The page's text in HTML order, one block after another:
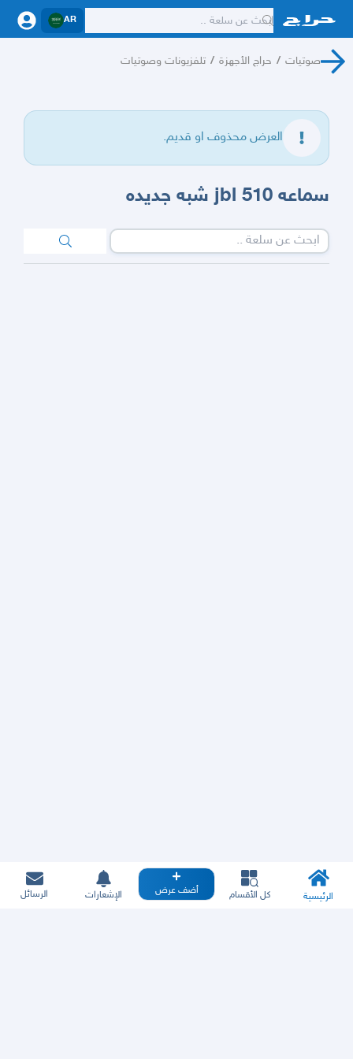
AR
صوتيات / حراج الأجهزة / تلفزيونات وصوتيات
العرض محذوف او قديم.
سماعه jbl 510 شبه جديده
الرئيسية كل الأقسام أضف عرض الإشعارات الرسائل